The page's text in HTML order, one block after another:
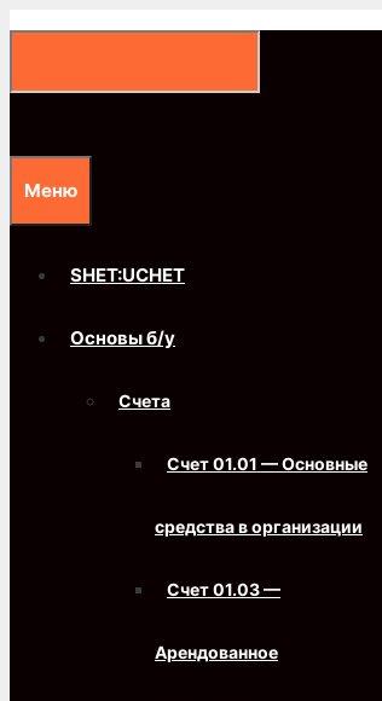
Меню
SHET:UCHET
Основы б/у
Счета
Счет 01.01 — Основные
средства в организации
Счет 01.03 —
Арендованное